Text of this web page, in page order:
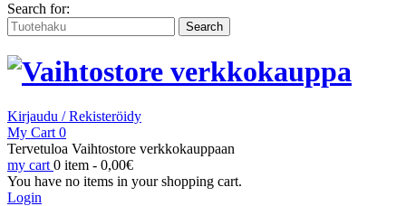
Search for:
Kirjaudu / Rekisteröidy
My Cart 0
Tervetuloa Vaihtostore verkkokauppaan
my cart 0 item - 0,00€
You have no items in your shopping cart.
Login